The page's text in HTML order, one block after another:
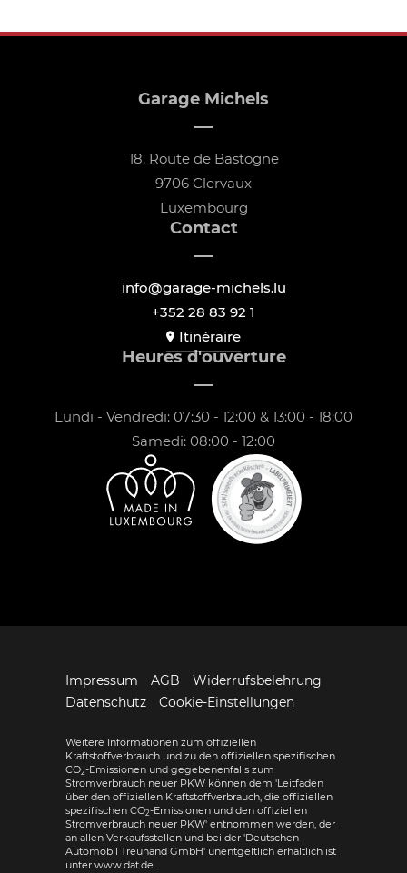
Garage Michels
18, Route de Bastogne
9706 Clervaux
Luxembourg
Contact
info@garage-michels.lu
+352 28 83 92 1
Itinéraire
Heures d'ouverture
Lundi - Vendredi: 07:30 - 12:00 & 13:00 - 18:00
Samedi: 08:00 - 12:00
Impressum AGB
Widerrufsbelehrung
Datenschutz
Cookie-Einstellungen
Weitere Informationen zum offiziellen
Kraftstoffverbrauch und zu den offiziellen spezifischen
CO2-Emissionen und gegebenenfalls zum
Stromverbrauch neuer PKW können dem 'Leitfaden
über den offiziellen Kraftstoffverbrauch, die offiziellen
spezifischen CO2-Emissionen und den offiziellen
Stromverbrauch neuer PKW' entnommen werden, der
an allen Verkaufsstellen und bei der 'Deutschen
Automobil Treuhand GmbH' unentgeltlich erhältlich ist
unter www.dat.de.